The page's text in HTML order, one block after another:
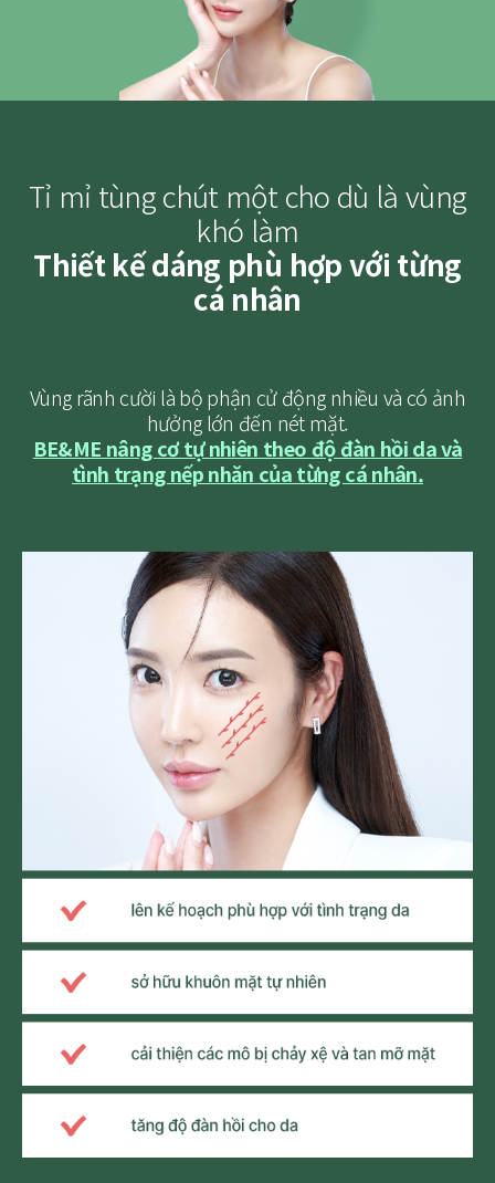
Tỉ mỉ tùng chút một cho dù là vùng
khó làm
Thiết kế dáng phù hợp với từng
cá nhân
Vùng rãnh cười là bộ phận cử động nhiều và có ảnh
hưởng lớn đến nét mặt.
BE&ME nâng cơ tự nhiên theo độ đàn hồi da và
tình trạng nếp nhăn của từng cá nhân.